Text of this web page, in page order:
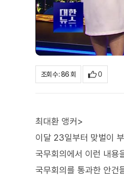
조회수 : 86 회 0
최대환 앵커>
이달 23일부터 맞벌이
국무회의에서 이런 내용
국무회의를 통과한 안건